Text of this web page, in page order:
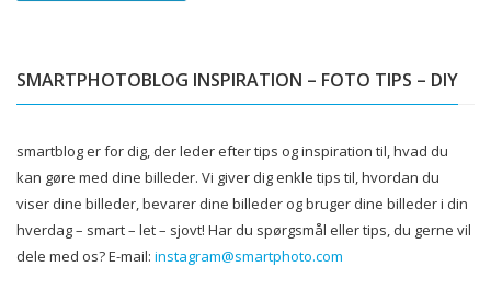
SMARTPHOTOBLOG INSPIRATION – FOTO TIPS – DIY
smartblog er for dig, der leder efter tips og inspiration til, hvad du
kan gøre med dine billeder. Vi giver dig enkle tips til, hvordan du
viser dine billeder, bevarer dine billeder og bruger dine billeder i din
hverdag – smart – let – sjovt! Har du spørgsmål eller tips, du gerne vil
dele med os?E-mail: instagram@smartphoto.com